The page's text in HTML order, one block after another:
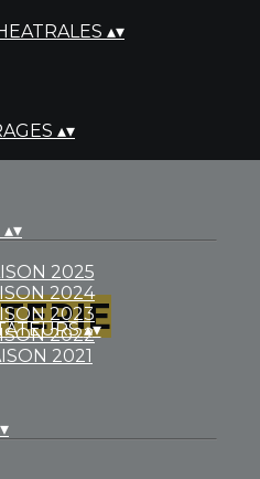
▴▾
▴▾
▴▾
2025
2024
2023
2022
2021
▴▾
▾